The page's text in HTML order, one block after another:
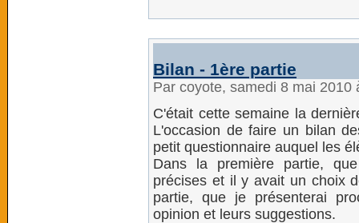
Bilan - 1ère partie
Par coyote, samedi 8 mai 2010
C'était cette semaine la
L'occasion de faire un bilan
petit questionnaire auquel les
Dans la première partie,
précises et il y avait un choix
partie, que je présenterai
opinion et leurs suggestions.